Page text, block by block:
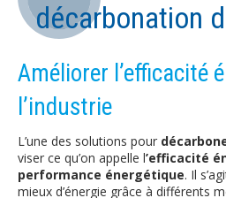
décarbonation
Améliorer l’efficacité
l’industrie
L’une des solutions pour
viser ce qu’on appelle l’efficacité
performance énergétique. Il
mieux d’énergie grâce à différents